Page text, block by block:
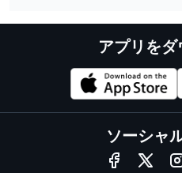
アプリを
ソーシャ